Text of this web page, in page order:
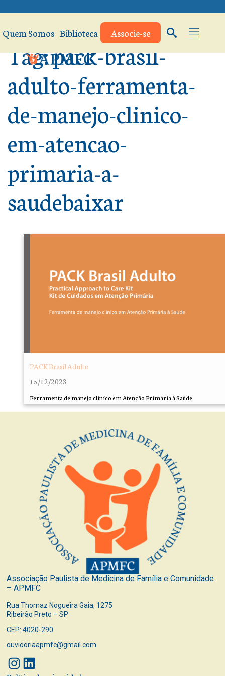
Quem Somos Biblioteca Associe-se
Tag:pack-brasil-
adulto-ferramenta-
de-manejo-clinico-
em-atencao-
primaria-a-
saudebaixar
PACK Brasil Adulto
15/12/2023
Ferramenta de manejo clínico em Atenção Primária à Saúde
Associação Paulista de Medicina de Família e Comunidade
– APMFC
Rua Thomaz Nogueira Gaia, 1275
Ribeirão Preto – SP
CEP: 4020-290
ouvidoriaapmfc@gmail.com
Instagram LinkedIn